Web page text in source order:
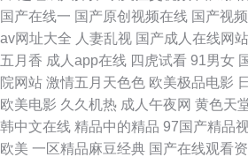
伊人 久久伊人久久91 91N色网 91社区福利试
站 久久99国产精品99 91极品视觉 国产第123
韩国伦理剧善良的嫂子 狼人五月天综合影院
国产在线一 国产原创视频在线 国产视
av网址大全 人妻乱视 国产成人在线网站
五月香 成人app在线 四虎试看 91男女
院网站 激情五月天色色 欧美极品电影
欧美电影 久久机热 成人午夜网 黄色天
韩中文在线 精品中的精品 97国产精品
欧美 一区精品麻豆经典 国产在线观看